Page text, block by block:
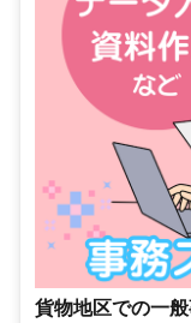
貨物地区での一